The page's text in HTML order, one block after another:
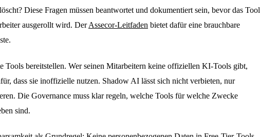
Diese Fragen müssen beantwortet und dokumentiert sein, bevor das Tool
ausgerollt wird. DerAssecor-Leitfaden bietet dafür eine brauchbare
Tools bereitstellen. Wer seinen Mitarbeitern keine offiziellen KI-Tools gibt,
dass sie inoffizielle nutzen. Shadow AI lässt sich nicht verbieten, nur
Die Governance muss klar regeln, welche Tools für welche Zwecke
sind.